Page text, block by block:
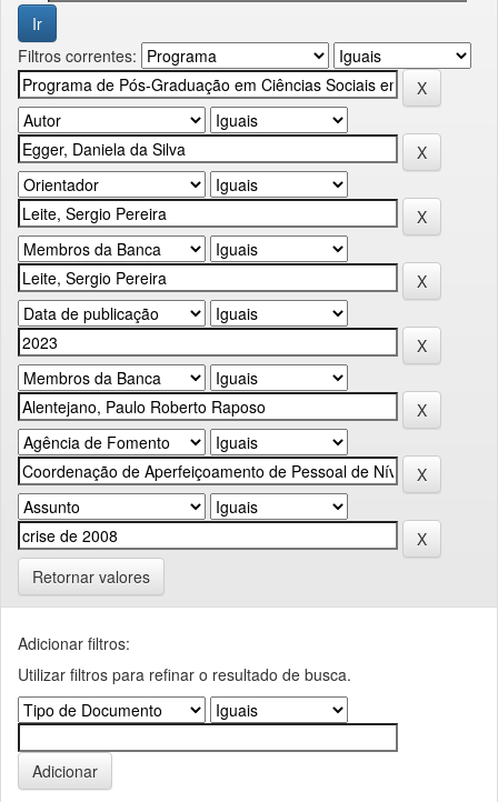
Filtros correntes:
Retornar valores
Adicionar filtros:
Utilizar filtros para refinar o resultado de busca.